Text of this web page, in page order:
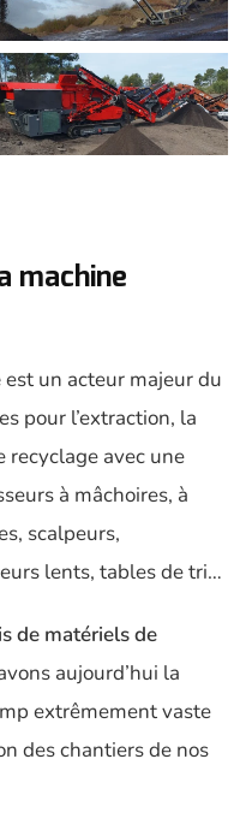
machine
est un acteur majeur du
pour l’extraction, la
recyclage avec une
à mâchoires, à
scalpeurs,
lents, tables de tri…
de matériels de
aujourd’hui la
extrêmement vaste
des chantiers de nos